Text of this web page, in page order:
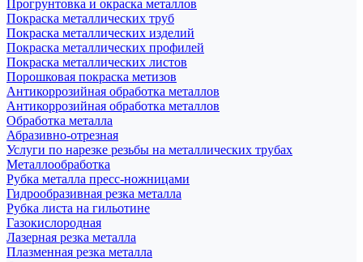
Прогрунтовка и окраска металлов
Покраска металлических труб
Покраска металлических изделий
Покраска металлических профилей
Покраска металлических листов
Порошковая покраска метизов
Антикоррозийная обработка металлов
Антикоррозийная обработка металлов
Обработка металла
Абразивно-отрезная
Услуги по нарезке резьбы на металлических трубах
Металлообработка
Рубка металла пресс-ножницами
Гидрообразивная резка металла
Рубка листа на гильотине
Газокислородная
Лазерная резка металла
Плазменная резка металла